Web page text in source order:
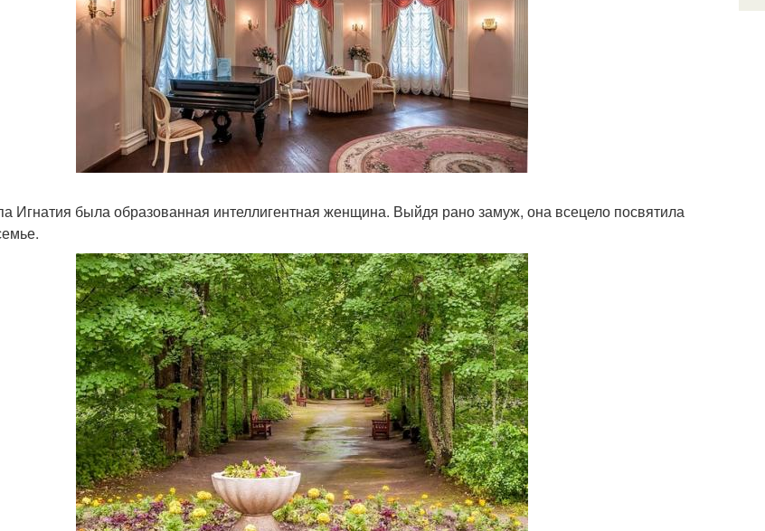
Игнатия была образованная интеллигентная женщина. Выйдя рано замуж, она всецело посвятила